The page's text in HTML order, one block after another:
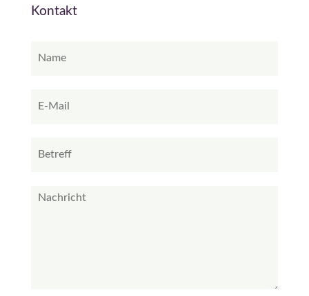
Kontakt